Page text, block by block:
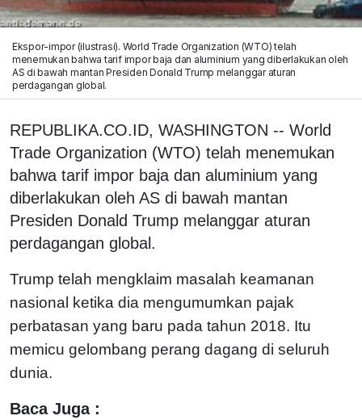
Ekspor-impor (ilustrasi). World Trade Organization (WTO) telah
menemukan bahwa tarif impor baja dan aluminium yang diberlakukan oleh
AS di bawah mantan Presiden Donald Trump melanggar aturan
perdagangan global.
REPUBLIKA.CO.ID, WASHINGTON -- World
Trade Organization (WTO) telah menemukan
bahwa tarif impor baja dan aluminium yang
diberlakukan oleh AS di bawah mantan
Presiden Donald Trump melanggar aturan
perdagangan global.
Trump telah mengklaim masalah keamanan
nasional ketika dia mengumumkan pajak
perbatasan yang baru pada tahun 2018. Itu
memicu gelombang perang dagang di seluruh
dunia.
Baca Juga :